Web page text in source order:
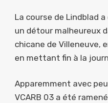
La course de Lindblad
un détour malheureux
chicane de Villeneuve,
en mettant fin à la
Apparemment avec
VCARB 03 a été